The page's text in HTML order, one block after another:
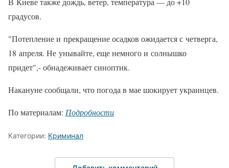
градусов.
"Потепление и прекращение осадков ожидается с четверга,
18 апреля. Не унывайте, еще немного и солнышко
придет",- обнадеживает синоптик.
Накануне сообщали, что погода в мае шокирует украинцев.
По материалам: Подробности
Категории: Криминал